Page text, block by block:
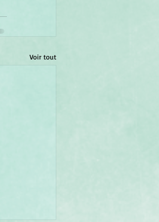
Voir tout